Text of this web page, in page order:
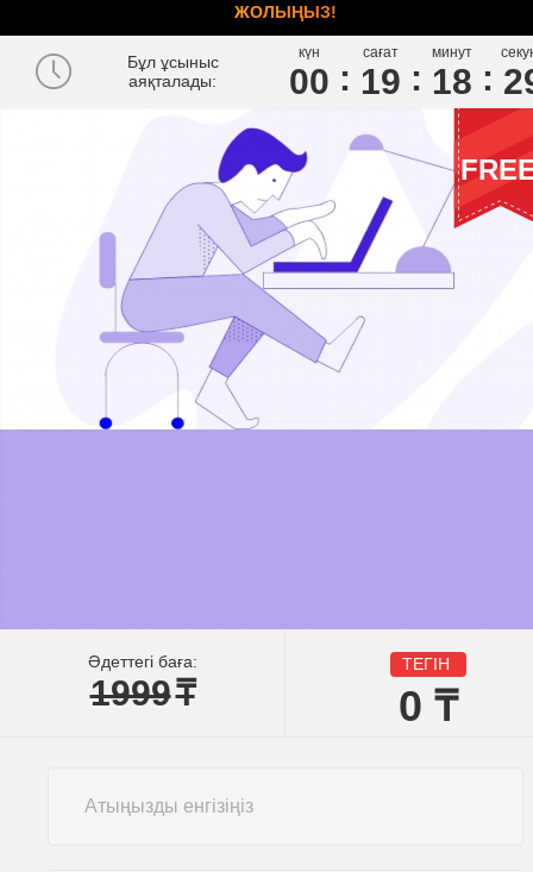
ЖОЛЫҢЫЗ!
Бұл ұсыныс
аяқталады:
күн
00
сағат
19
минут
18 2
Әдеттегі баға:
1999₸
ТЕГІН
0 ₸